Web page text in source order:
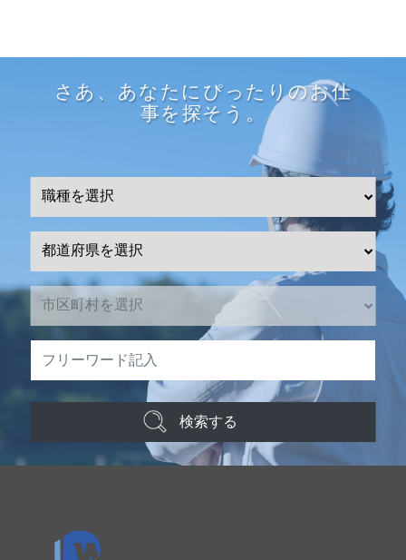
さあ、あなたにぴったりのお仕
事を探そう。
検索する